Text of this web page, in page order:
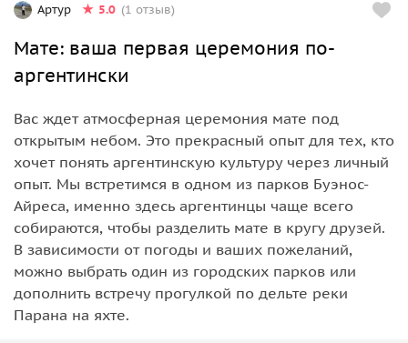
Артур 5.0 (1 отзыв)
Мате: ваша первая церемония по-
аргентински
Вас ждет атмосферная церемония мате под
открытым небом. Это прекрасный опыт для тех, кто
хочет понять аргентинскую культуру через личный
опыт. Мы встретимся в одном из парков Буэнос-
Айреса, именно здесь аргентинцы чаще всего
собираются, чтобы разделить мате в кругу друзей.
В зависимости от погоды и ваших пожеланий,
можно выбрать один из городских парков или
дополнить встречу прогулкой по дельте реки
Парана на яхте.